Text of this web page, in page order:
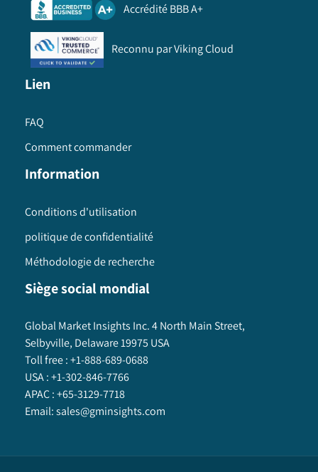
Accrédité BBB A+
Reconnu par Viking Cloud
Lien
FAQ
Comment commander
Information
Conditions d'utilisation
politique de confidentialité
Méthodologie de recherche
Siège social mondial
Global Market Insights Inc. 4 North Main Street,
Selbyville, Delaware 19975 USA
Toll free :+1-888-689-0688
USA :+1-302-846-7766
APAC :+65-3129-7718
Email:sales@gminsights.com